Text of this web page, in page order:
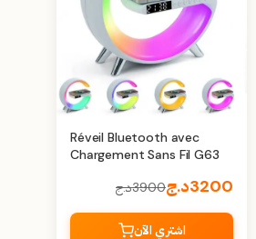
Réveil Bluetooth avec
Chargement Sans Fil G63
3200د.ج3900د.ج
اشتري الآن